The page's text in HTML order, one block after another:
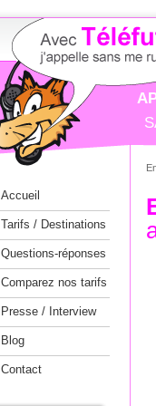
Accueil
Tarifs / Destinations
Questions-réponses
Comparez nos tarifs
Presse / Interview
Blog
Contact